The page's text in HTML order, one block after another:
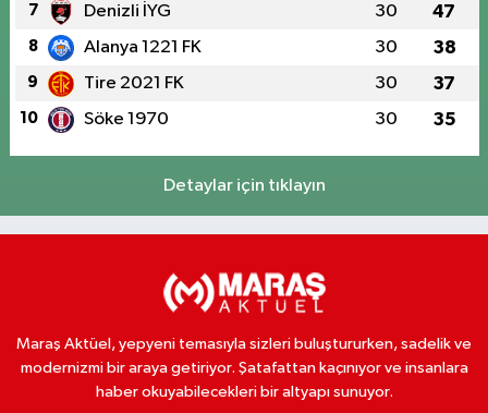
7 Denizli İYG 30 47
8 Alanya 1221 FK 30 38
9 Tire 2021 FK 30 37
10 Söke 1970 30 35
Detaylar için tıklayın
Maraş Aktüel, yepyeni temasıyla sizleri buluştururken, sadelik ve
modernizmi bir araya getiriyor. Şatafattan kaçınıyor ve insanlara
haber okuyabilecekleri bir altyapı sunuyor.